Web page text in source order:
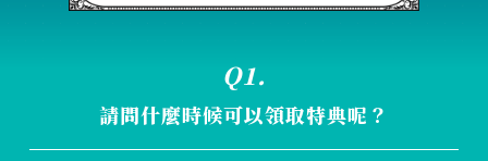
Q1.
請問什麼時候可以領取特典呢？